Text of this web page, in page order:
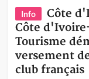
Info
Côte
Côte
Tourisme
versement
club français